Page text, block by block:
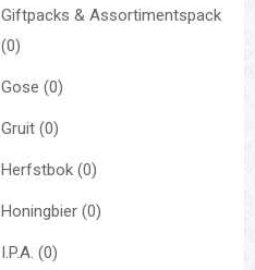
Giftpacks & Assortimentspack
(0)
Gose (0)
Gruit (0)
Herfstbok (0)
Honingbier (0)
I.P.A. (0)